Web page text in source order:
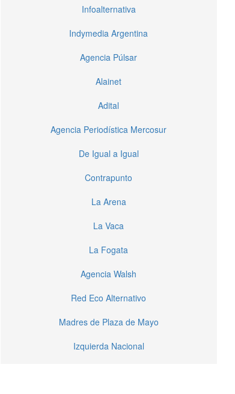
Infoalternativa
Indymedia Argentina
Agencia Púlsar
Alainet
Adital
Agencia Periodística Mercosur
De Igual a Igual
Contrapunto
La Arena
La Vaca
La Fogata
Agencia Walsh
Red Eco Alternativo
Madres de Plaza de Mayo
Izquierda Nacional